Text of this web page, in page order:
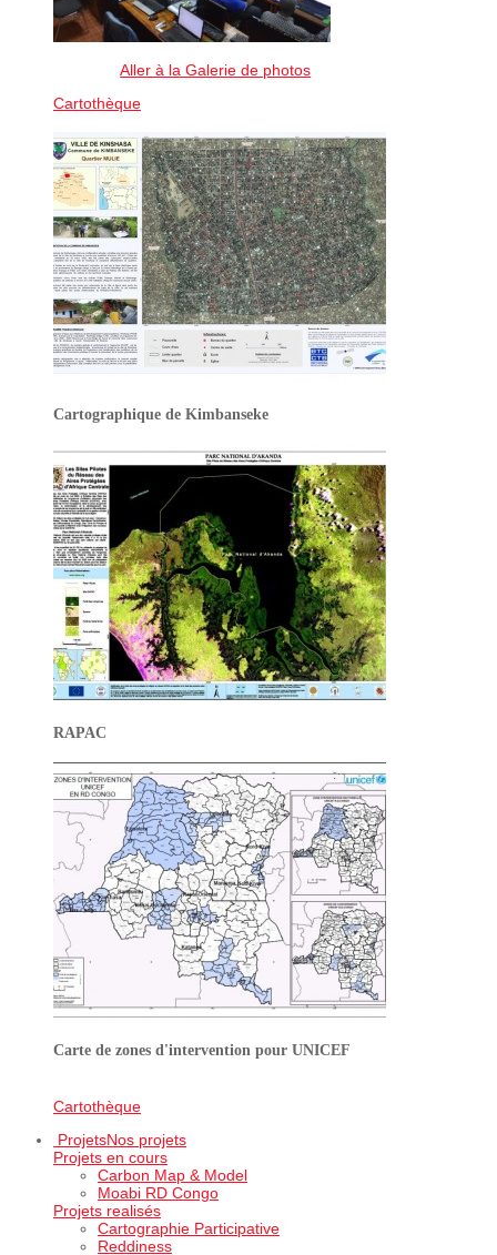
Aller à la Galerie de photos
Cartothèque
Cartographique de Kimbanseke
RAPAC
Carte de zones d'intervention pour UNICEF
Cartothèque
ProjetsNos projets
Projets en cours
Carbon Map & Model
Moabi RD Congo
Projets realisés
Cartographie Participative
Reddiness